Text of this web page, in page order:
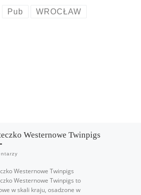
Pub WROCŁAW
Westernowe Twinpigs
Westernowe Twinpigs
Westernowe Twinpigs to
w skali kraju, osadzone w